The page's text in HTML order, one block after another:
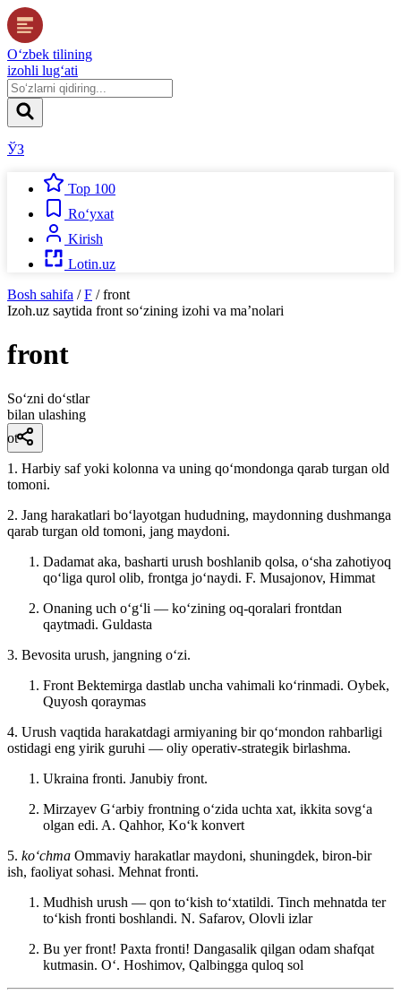
O‘zbek tilining
izohli lug‘ati
ЎЗ
Top 100
Ro‘yxat
Kirish
Lotin.uz
Bosh sahifa / F / front
Izoh.uz saytida front so‘zining izohi va ma’nolari
front
So‘zni do‘stlar
bilan ulashing
ot
1. Harbiy saf yoki kolonna va uning qoʻmondonga qarab turgan old
tomoni.
2. Jang harakatlari boʻlayotgan hududning, maydonning dushmanga
qarab turgan old tomoni, jang maydoni.
Dadamat aka, basharti urush boshlanib qolsa, oʻsha zahotiyoq
qoʻliga qurol olib, frontga joʻnaydi. F. Musajonov, Himmat
Onaning uch oʻgʻli — koʻzining oq-qoralari frontdan
qaytmadi. Guldasta
3. Bevosita urush, jangning oʻzi.
Front Bektemirga dastlab uncha vahimali koʻrinmadi. Oybek,
Quyosh qoraymas
4. Urush vaqtida harakatdagi armiyaning bir qoʻmondon rahbarligi
ostidagi eng yirik guruhi — oliy operativ-strategik birlashma.
Ukraina fronti. Janubiy front.
Mirzayev Gʻarbiy frontning oʻzida uchta xat, ikkita sovgʻa
olgan edi. A. Qahhor, Koʻk konvert
5. koʻchma Ommaviy harakatlar maydoni, shuningdek, biron-bir
ish, faoliyat sohasi. Mehnat fronti.
Mudhish urush — qon toʻkish toʻxtatildi. Tinch mehnatda ter
toʻkish fronti boshlandi. N. Safarov, Olovli izlar
Bu yer front! Paxta fronti! Dangasalik qilgan odam shafqat
kutmasin. Oʻ. Hoshimov, Qalbingga quloq sol